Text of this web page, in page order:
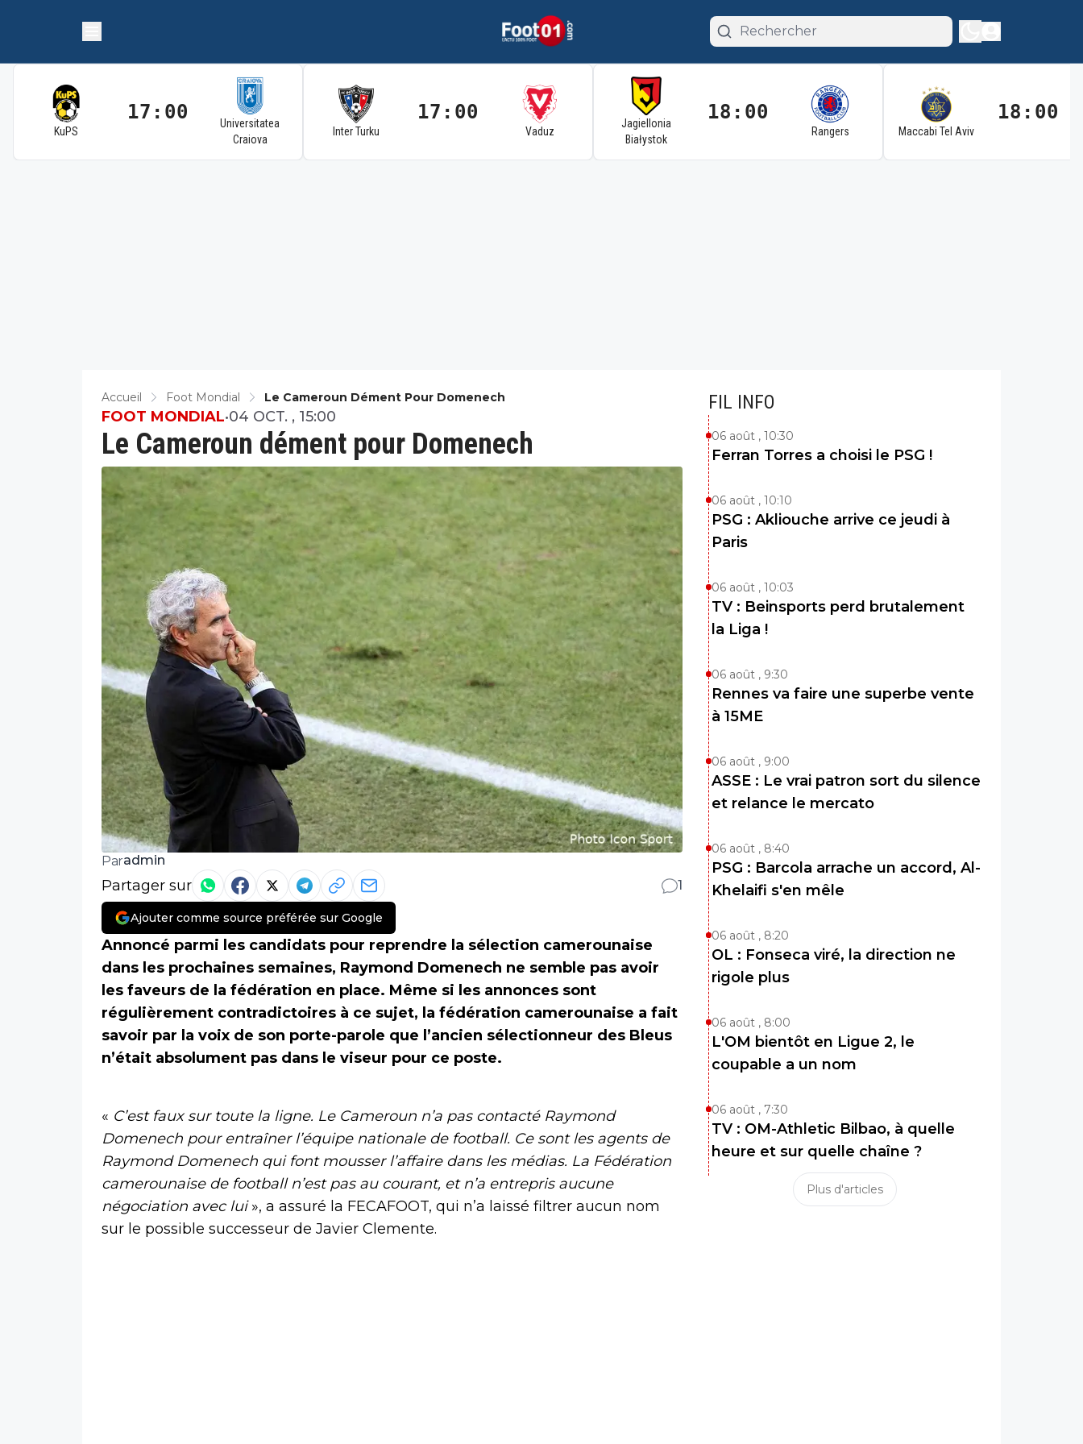
KuPS
17:00
Universitatea
Craiova
Inter Turku
17:00
Vaduz
Jagiellonia
Białystok
18:00
Rangers Maccabi Tel Aviv
18:00
Accueil Foot Mondial Le Cameroun Dément Pour Domenech
Le Cameroun dément pour Domenech
FOOT MONDIAL•04 OCT. , 15:00
Paradmin
Partager sur 1
Ajouter comme source préférée sur Google
Annoncé parmi les candidats pour reprendre la sélection camerounaise
dans les prochaines semaines, Raymond Domenech ne semble pas avoir
les faveurs de la fédération en place. Même si les annonces sont
régulièrement contradictoires à ce sujet, la fédération camerounaise a fait
savoir par la voix de son porte-parole que l’ancien sélectionneur des Bleus
n’était absolument pas dans le viseur pour ce poste.
« C’est faux sur toute la ligne. Le Cameroun n’a pas contacté Raymond
Domenech pour entraîner l’équipe nationale de football. Ce sont les agents de
Raymond Domenech qui font mousser l’affaire dans les médias. La Fédération
camerounaise de football n’est pas au courant, et n’a entrepris aucune
négociation avec lui», a assuré la FECAFOOT, qui n’a laissé filtrer aucun nom
sur le possible successeur de Javier Clemente.
FIL INFO
06 août , 10:30
Ferran Torres a choisi le PSG !
06 août , 10:10
PSG : Akliouche arrive ce jeudi à
Paris
06 août , 10:03
TV : Beinsports perd brutalement
la Liga !
06 août , 9:30
Rennes va faire une superbe vente
à 15ME
06 août , 9:00
ASSE : Le vrai patron sort du silence
et relance le mercato
06 août , 8:40
PSG : Barcola arrache un accord, Al-
Khelaifi s'en mêle
06 août , 8:20
OL : Fonseca viré, la direction ne
rigole plus
06 août , 8:00
L'OM bientôt en Ligue 2, le
coupable a un nom
06 août , 7:30
TV : OM-Athletic Bilbao, à quelle
heure et sur quelle chaîne ?
Plus d'articles